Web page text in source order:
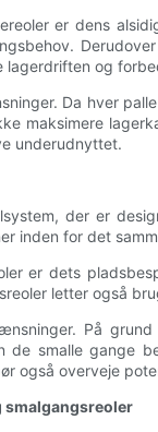
er dens
og
Da hver
maksimere
underudnyttet.
der er
inden for det
er dets
letter også
På
de smalle gange
også overveje
smalgangsreoler